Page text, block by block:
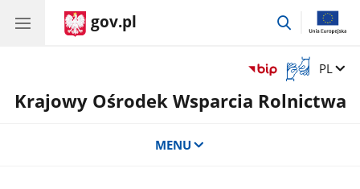
gov.pl
przejdź
Otwórz
okno
z
Zmień
PL
Krajowy Ośrodek Wsparcia Rolnictwa
MENU